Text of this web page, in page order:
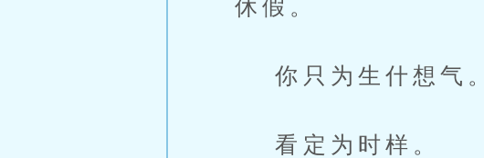
休假。
你只为生什想气。
看定为时样。